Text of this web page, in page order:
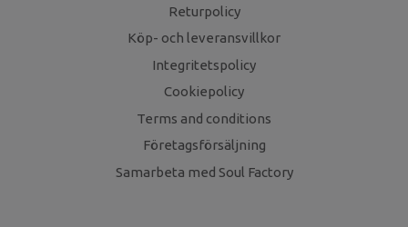
Returpolicy
Köp- och leveransvillkor
Integritetspolicy
Cookiepolicy
Terms and conditions
Företagsförsäljning
Samarbeta med Soul Factory